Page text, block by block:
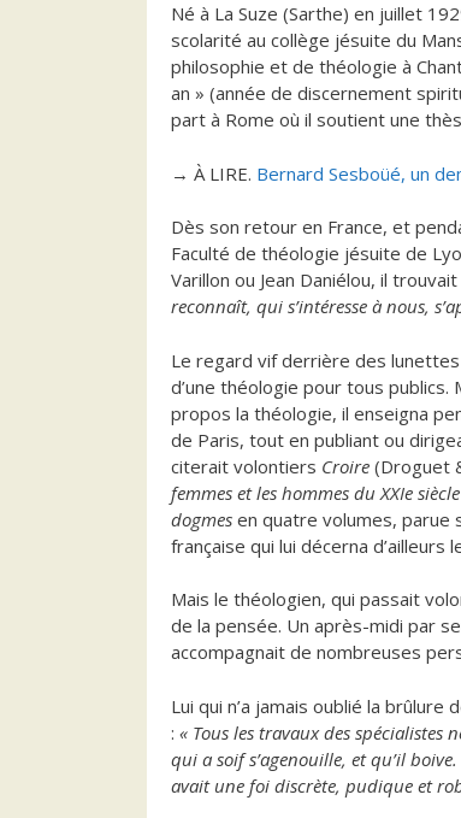
Né à La Suze (Sarthe) en juillet
scolarité au collège jésuite du
philosophie et de théologie à
an » (année de discernement
part à Rome où il soutient une
→ À LIRE. Bernard Sesboüé, un
Dès son retour en France, et
Faculté de théologie jésuite de
Varillon ou Jean Daniélou, il
reconnaît, qui s’intéresse à nous,
Le regard vif derrière des
d’une théologie pour tous
propos la théologie, il enseigna
de Paris, tout en publiant ou
citerait volontiers Croire (Droguet
femmes et les hommes du XXIe
dogmes en quatre volumes, parue
française qui lui décerna
Mais le théologien, qui passait
de la pensée. Un après-midi par
accompagnait de nombreuses
Lui qui n’a jamais oublié la
: « Tous les travaux des spécialistes
qui a soif s’agenouille, et qu’il boive.
avait une foi discrète, pudique et